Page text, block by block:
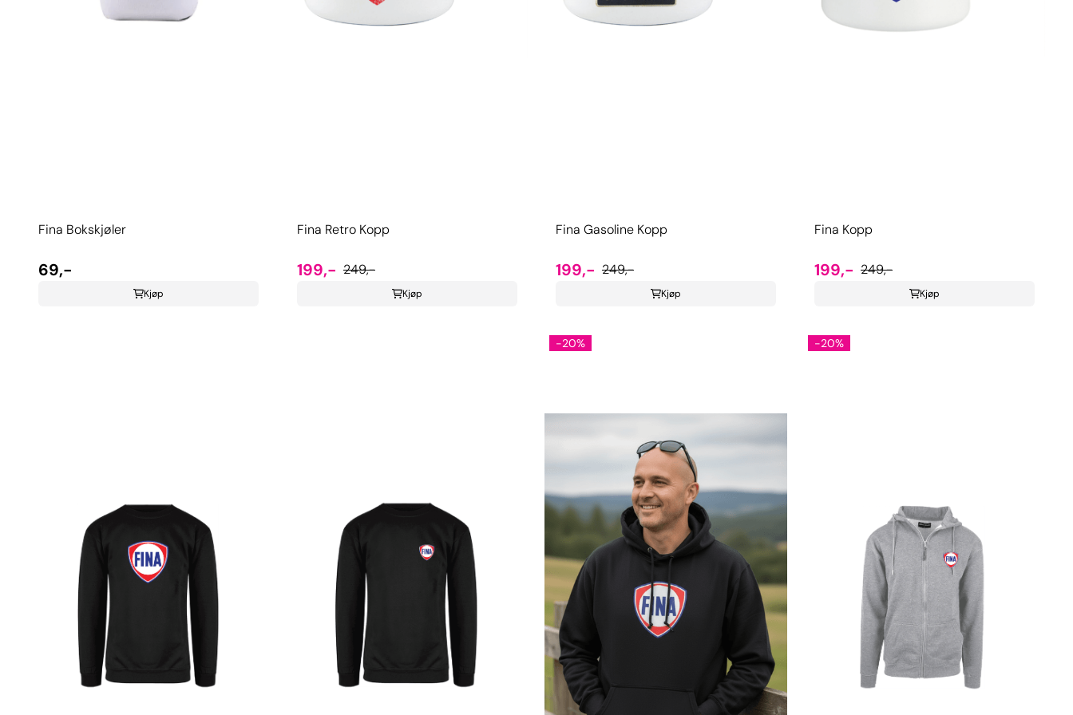
Fina Bokskjøler
69,-
Kjøp
Fina Retro Kopp
199,- 249,-
Kjøp
Fina Gasoline Kopp
199,- 249,-
Kjøp
Fina Kopp
199,- 249,-
Kjøp
-20% -20%